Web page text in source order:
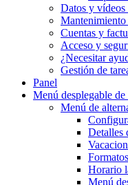
Datos y vídeos
Mantenimiento
Cuentas y
Acceso y
¿Necesitar
Gestión de
Panel
Menú desplegable de
Menú de
Detalles
Horario
Menú